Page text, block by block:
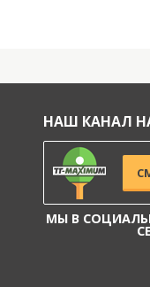
НАШ КАНАЛ
МЫ В